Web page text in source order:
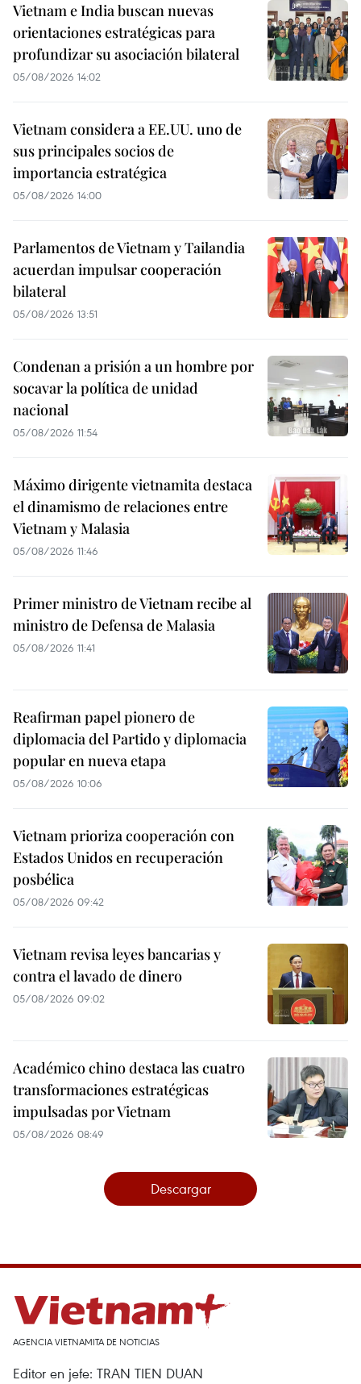
Vietnam e India buscan nuevas
orientaciones estratégicas para
profundizar su asociación bilateral
05/08/2026 14:02
Vietnam considera a EE.UU. uno de
sus principales socios de
importancia estratégica
05/08/2026 14:00
Parlamentos de Vietnam y Tailandia
acuerdan impulsar cooperación
bilateral
05/08/2026 13:51
Condenan a prisión a un hombre por
socavar la política de unidad
nacional
05/08/2026 11:54
Máximo dirigente vietnamita destaca
el dinamismo de relaciones entre
Vietnam y Malasia
05/08/2026 11:46
Primer ministro de Vietnam recibe al
ministro de Defensa de Malasia
05/08/2026 11:41
Reafirman papel pionero de
diplomacia del Partido y diplomacia
popular en nueva etapa
05/08/2026 10:06
Vietnam prioriza cooperación con
Estados Unidos en recuperación
posbélica
05/08/2026 09:42
Vietnam revisa leyes bancarias y
contra el lavado de dinero
05/08/2026 09:02
Académico chino destaca las cuatro
transformaciones estratégicas
impulsadas por Vietnam
05/08/2026 08:49
Descargar
AGENCIA VIETNAMITA DE NOTICIAS
Editor en jefe: TRAN TIEN DUAN